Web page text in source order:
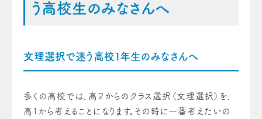
う高校生のみなさんへ
文理選択で迷う高校１年生のみなさんへ
多くの高校では、高２からのクラス選択（文理選択）を、
高１から考えることになります。その時に一番考えたいの